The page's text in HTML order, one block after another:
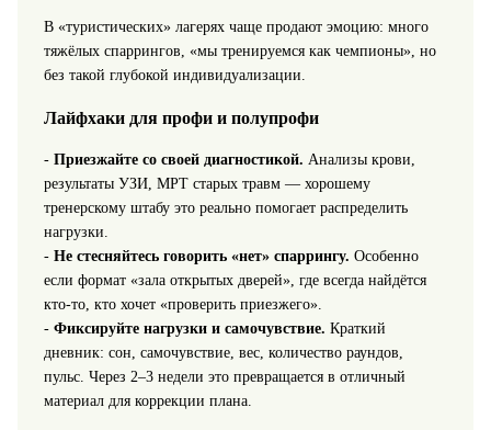
В «туристических» лагерях чаще продают эмоцию: много
тяжёлых спаррингов, «мы тренируемся как чемпионы», но
без такой глубокой индивидуализации.
Лайфхаки для профи и полупрофи
- Приезжайте со своей диагностикой. Анализы крови,
результаты УЗИ, МРТ старых травм — хорошему
тренерскому штабу это реально помогает распределить
нагрузки.
- Не стесняйтесь говорить «нет» спаррингу. Особенно
если формат «зала открытых дверей», где всегда найдётся
кто‑то, кто хочет «проверить приезжего».
- Фиксируйте нагрузки и самочувствие. Краткий
дневник: сон, самочувствие, вес, количество раундов,
пульс. Через 2–3 недели это превращается в отличный
материал для коррекции плана.